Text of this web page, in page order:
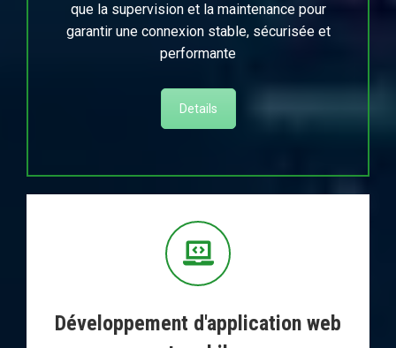
que la supervision et la maintenance pour
garantir une connexion stable, sécurisée et
performante
Details
Développement d'application web